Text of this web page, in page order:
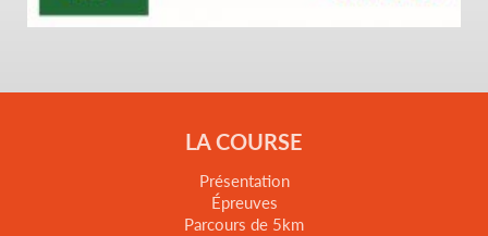
LA COURSE
Présentation
Épreuves
Parcours de 5km